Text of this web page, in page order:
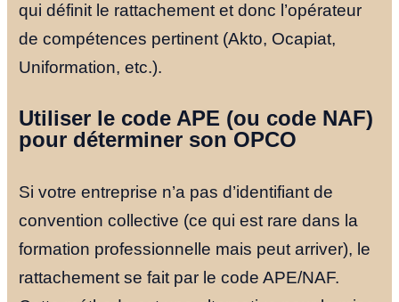
qui définit le rattachement et donc l’opérateur
de compétences pertinent (Akto, Ocapiat,
Uniformation, etc.).
Utiliser le code APE (ou code NAF)
pour déterminer son OPCO
Si votre entreprise n’a pas d’identifiant de
convention collective (ce qui est rare dans la
formation professionnelle mais peut arriver), le
rattachement se fait par le code APE/NAF.